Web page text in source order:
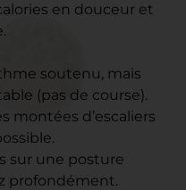
en douceur et
soutenu, mais
(pas de course).
montées d’escaliers
sur une posture
profondément.